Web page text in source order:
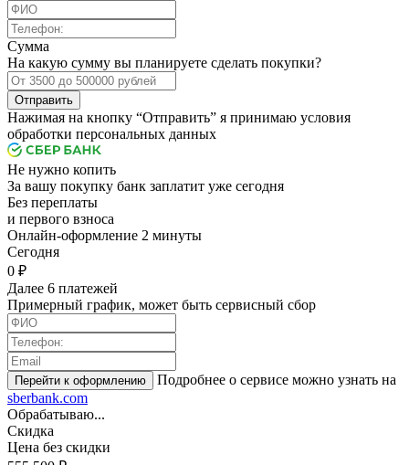
Сумма
На какую сумму вы планируете сделать покупки?
Отправить
Нажимая на кнопку “Отправить” я принимаю условия
обработки персональных данных
Не нужно копить
За вашу покупку банк заплатит уже сегодня
Без переплаты
и первого взноса
Онлайн-оформление 2 минуты
Cегодня
0 ₽
Далее 6 платежей
Примерный график, может быть сервисный сбор
Подробнее о сервисе можно узнать на
sberbank.com
Обрабатываю...
Скидка
Цена без скидки